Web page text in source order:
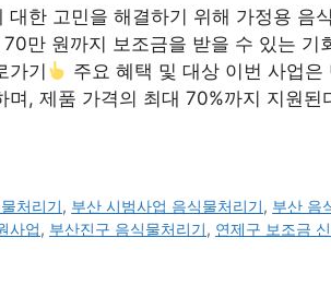
한 고민을 해결하기 위해 가정용 음
만 원까지 보조금을 받을 수 있는 기
가기
주요 혜택 및 대상 이번 사업
, 제품 가격의 최대 70%까지 지원된
처리기, 부산 시범사업 음식물처리기, 부산 음
사업, 부산진구 음식물처리기, 연제구 보조금